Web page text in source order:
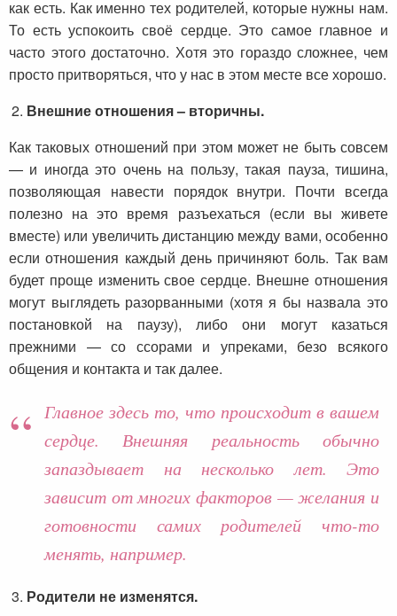
как есть. Как именно тех родителей, которые нужны нам.
То есть успокоить своё сердце. Это самое главное и
часто этого достаточно. Хотя это гораздо сложнее, чем
просто притворяться, что у нас в этом месте все хорошо.
Внешние отношения – вторичны.
Как таковых отношений при этом может не быть совсем
— и иногда это очень на пользу, такая пауза, тишина,
позволяющая навести порядок внутри. Почти всегда
полезно на это время разъехаться (если вы живете
вместе) или увеличить дистанцию между вами, особенно
если отношения каждый день причиняют боль. Так вам
будет проще изменить свое сердце. Внешне отношения
могут выглядеть разорванными (хотя я бы назвала это
постановкой на паузу), либо они могут казаться
прежними — со ссорами и упреками, безо всякого
общения и контакта и так далее.
Главное здесь то, что происходит в вашем
сердце. Внешняя реальность обычно
запаздывает на несколько лет. Это
зависит от многих факторов — желания и
готовности самих родителей что-то
менять, например.
Родители не изменятся.